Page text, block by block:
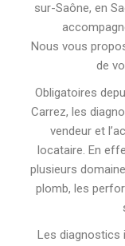
sur-Saône, en
Nous vous
de
Obligatoires
Carrez, les
vendeur et
locataire. En
plusieurs
plomb, les
Les